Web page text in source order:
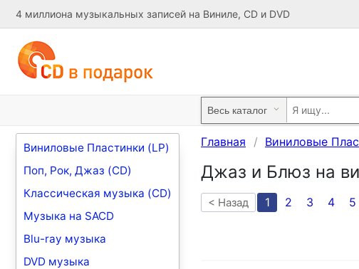
4 миллиона музыкальных записей на Виниле, CD и DVD
Виниловые Пластинки (LP)
Поп, Рок, Джаз (CD)
Классическая музыка (CD)
Музыка на SACD
Blu-ray музыка
DVD музыка
Главная Виниловые
Джаз и Блюз на
< Назад 1 2 3 4 5